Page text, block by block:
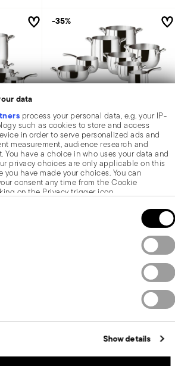
data
process your personal data, e.g. your IP-
such as cookies to store and access
in order to serve personalized ads and
measurement, audience research and
You have a choice in who uses your data and
privacy choices are only applicable on this
have made your choices. You can
consent any time from the Cookie
on the Privacy trigger icon.
about your geographical location which
by actively scanning it for specific
your personal data is processed and set
content and ads, to provide social
our traffic. We also share information
site with our social media, advertising and
may combine it with other information that
Show details
Kikka
Batteria di pentole 16 pezzi
Price reduced from
€ 1.260,50
-35%